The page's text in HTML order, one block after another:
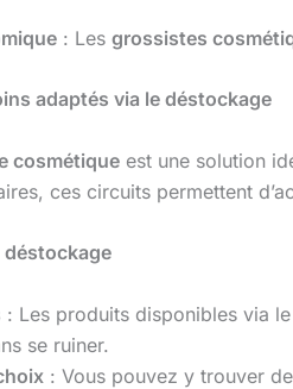
: Les grossistes
adaptés via le déstockage
cosmétique est une solution
ces circuits permettent
: Les produits disponibles via le
se ruiner.
: Vous pouvez y trouver